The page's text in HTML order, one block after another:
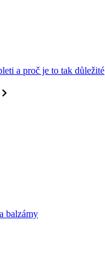
a proč je to tak důležité
balzámy